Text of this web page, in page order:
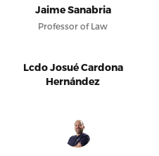
Jaime Sanabria
Professor of Law
Lcdo Josué Cardona
Hernández